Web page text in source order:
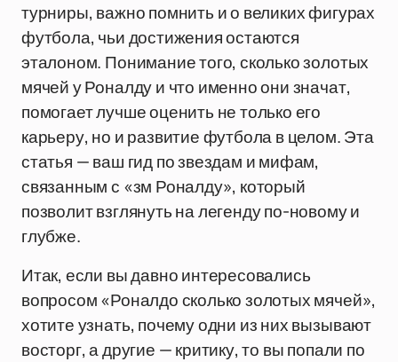
турниры, важно помнить и о великих фигурах
футбола, чьи достижения остаются
эталоном. Понимание того, сколько золотых
мячей у Роналду и что именно они значат,
помогает лучше оценить не только его
карьеру, но и развитие футбола в целом. Эта
статья — ваш гид по звездам и мифам,
связанным с «зм Роналду», который
позволит взглянуть на легенду по-новому и
глубже.
Итак, если вы давно интересовались
вопросом «Роналдо сколько золотых мячей»,
хотите узнать, почему одни из них вызывают
восторг, а другие — критику, то вы попали по